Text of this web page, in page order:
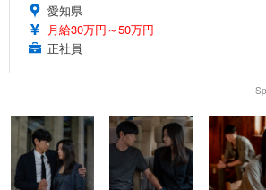
愛知県
月給30万円～50万円
正社員